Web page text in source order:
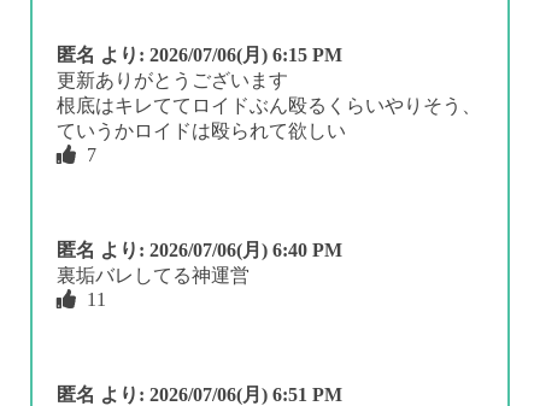
匿名 より: 2026/07/06(月) 6:15 PM
更新ありがとうございます
根底はキレててロイドぶん殴るくらいやりそう、
ていうかロイドは殴られて欲しい
7
匿名 より: 2026/07/06(月) 6:40 PM
裏垢バレしてる神運営
11
匿名 より: 2026/07/06(月) 6:51 PM